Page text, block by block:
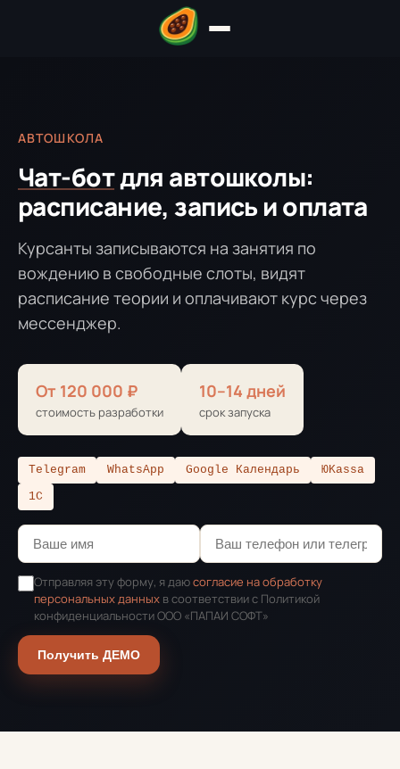
АВТОШКОЛА
Чат-ботдля автошколы:
расписание, запись и оплата
Курсанты записываются на занятия по
вождению в свободные слоты, видят
расписание теории и оплачивают курс через
мессенджер.
От 120 000 ₽
стоимость разработки
10–14 дней
срок запуска
Telegram WhatsApp Google Календарь
ЮKassa
1С
Отправляя эту форму, я даюсогласие на обработку
персональных данных в соответствии с Политикой
конфиденциальности ООО «ПАПАИ СОФТ»
Получить ДЕМО